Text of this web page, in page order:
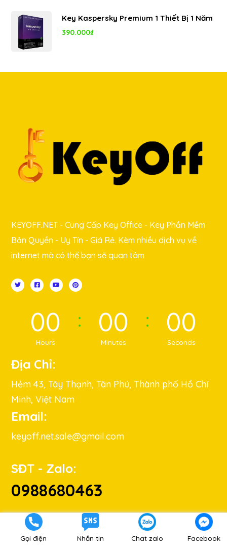
Key Kaspersky Premium 1 Thiết Bị 1 Năm
390.000₫
KEYOFF.NET - Cung Cấp Key Office - Key Phần Mềm
Bản Quyền - Uy Tín - Giá Rẻ. Kèm nhiều dịch vụ về
internet mà có thể bạn sẽ quan tâm
00
Hours
00
Minutes
00
Seconds
Địa Chỉ:
Hẻm 43, Tây Thạnh, Tân Phú, Thành phố Hồ Chí
Minh, Việt Nam
Email:
keyoff.net.sale@gmail.com
SĐT - Zalo:
0988680463
Gọi điện Nhắn tin Chat zalo Facebook